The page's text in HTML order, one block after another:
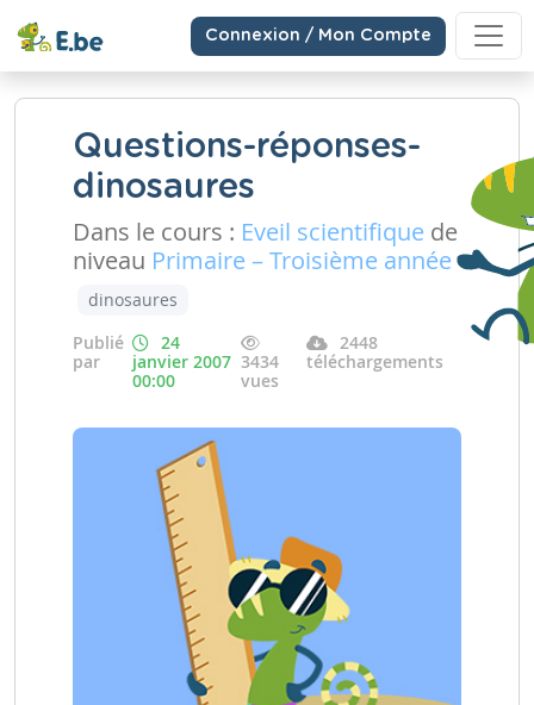
Connexion / Mon Compte
Questions-réponses-
dinosaures
Dans le cours : Eveil scientifique de
niveau Primaire – Troisième année
dinosaures
Publié
par
24
janvier 2007
00:00
3434
vues
2448
téléchargements